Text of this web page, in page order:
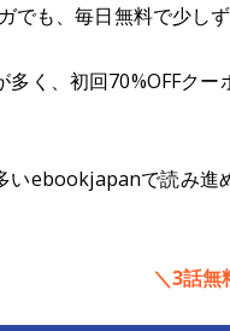
でも、毎日無料で少し
多く、初回70%OFFク
いebookjapanで読み進
＼3話無